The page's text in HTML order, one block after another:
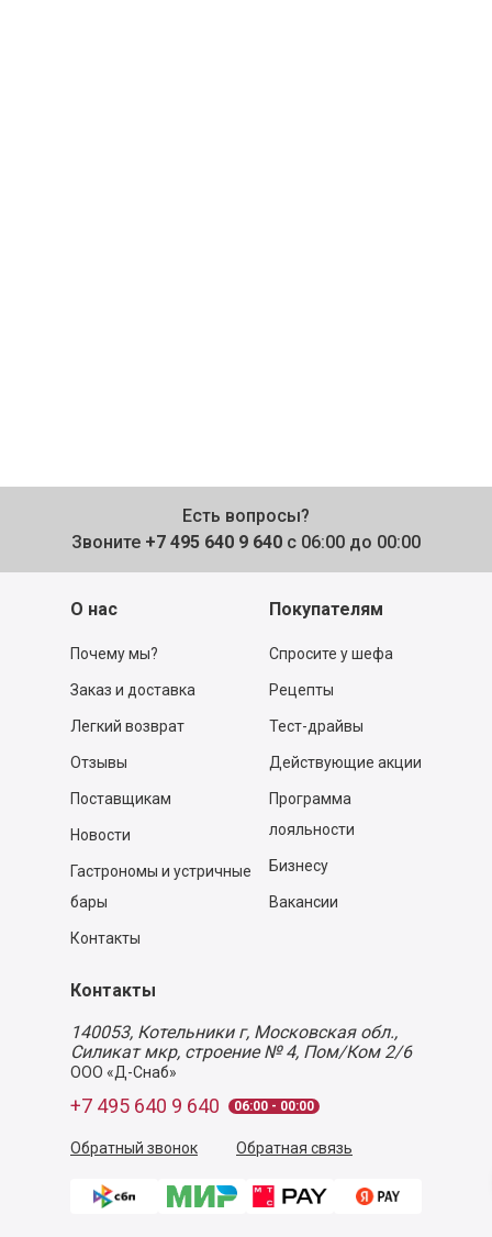
Есть вопросы?
Звоните +7 495 640 9 640 с 06:00 до 00:00
О нас
Почему мы?
Заказ и доставка
Легкий возврат
Отзывы
Поставщикам
Новости
Гастрономы и устричные
бары
Контакты
Покупателям
Спросите у шефа
Рецепты
Тест-драйвы
Действующие акции
Программа
лояльности
Бизнесу
Вакансии
Контакты
140053, Котельники г, Московская обл.,
Силикат мкр, строение № 4, Пом/Ком 2/6
ООО «Д-Снаб»
+7 495 640 9 640 06:00 - 00:00
Обратный звонок Обратная связь